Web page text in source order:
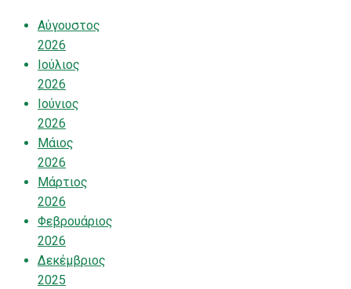
Αύγουστος
2026
Ιούλιος
2026
Ιούνιος
2026
Μάιος
2026
Μάρτιος
2026
Φεβρουάριος
2026
Δεκέμβριος
2025